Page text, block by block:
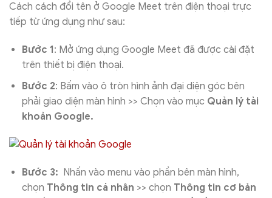
Cách cách đổi tên ở Google Meet trên điện thoại trực
tiếp từ ứng dụng như sau:
Bước 1: Mở ứng dụng Google Meet đã được cài đặt
trên thiết bị điện thoại.
Bước 2: Bấm vào ô tròn hình ảnh đại diện góc bên
phải giao diện màn hình >> Chọn vào mục Quản lý tài
khoản Google.
Bước 3: Nhấn vào menu vào phần bên màn hình,
chọn Thông tin cá nhân >> chọn Thông tin cơ bản